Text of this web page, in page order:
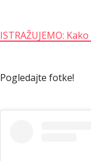
ISTRAŽUJEMO:
Pogledajte fotke!